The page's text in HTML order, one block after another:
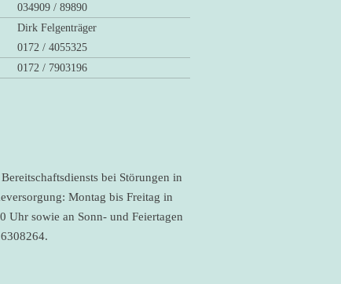
034909 / 89890
Dirk Felgenträger
0172 / 4055325
0172 / 7903196
bei Störungen in
Montag bis Freitag in
Uhr sowie an Sonn- und Feiertagen